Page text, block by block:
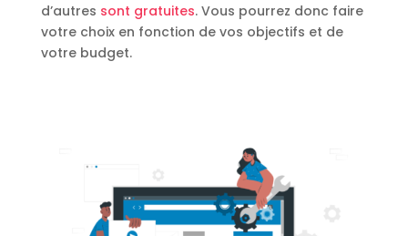
d’autres sont gratuites. Vous pourrez donc faire
votre choix en fonction de vos objectifs et de
votre budget.